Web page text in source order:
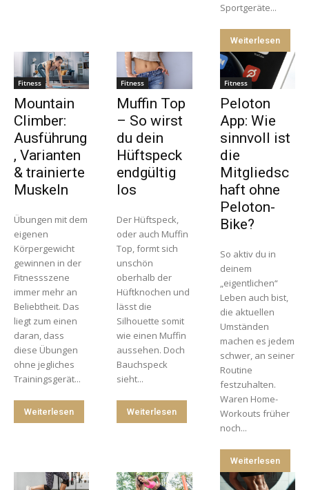
Sportgeräte...
Weiterlesen
Fitness
Mountain
Climber:
Ausführung
, Varianten
& trainierte
Muskeln
Übungen mit dem
eigenen
Körpergewicht
gewinnen in der
Fitnessszene
immer mehr an
Beliebtheit. Das
liegt zum einen
daran, dass
diese Übungen
ohne jegliches
Trainingsgerät...
Weiterlesen
Fitness
Muffin Top
– So wirst
du dein
Hüftspeck
endgültig
los
Der Hüftspeck,
oder auch Muffin
Top, formt sich
unschön
oberhalb der
Hüftknochen und
lässt die
Silhouette somit
wie einen Muffin
aussehen. Doch
Bauchspeck
sieht...
Weiterlesen
Fitness
Peloton
App: Wie
sinnvoll ist
die
Mitgliedsc
haft ohne
Peloton-
Bike?
So aktiv du in
deinem
„eigentlichen“
Leben auch bist,
die aktuellen
Umständen
machen es jedem
schwer, an seiner
Routine
festzuhalten.
Waren Home-
Workouts früher
noch...
Weiterlesen